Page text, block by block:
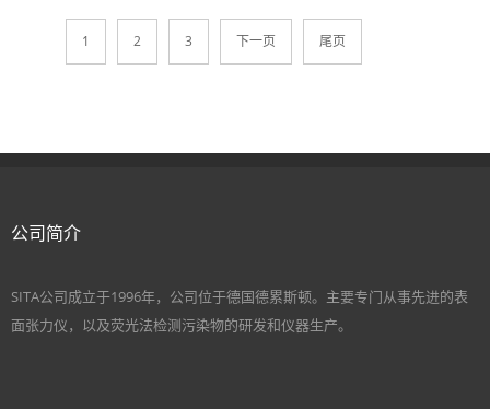
1 2 3 下一页 尾页
公司简介
SITA公司成立于1996年，公司位于德国德累斯顿。主要专门从事先进的表
面张力仪，以及荧光法检测污染物的研发和仪器生产。